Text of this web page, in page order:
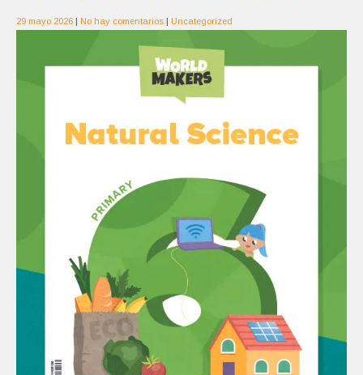
29 mayo 2026 | No hay comentarios | Uncategorized